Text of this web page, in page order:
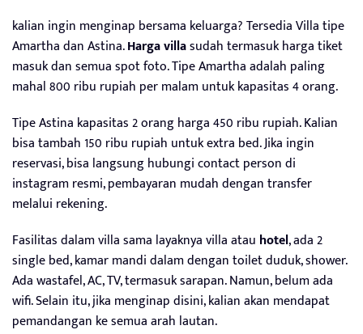
kalian ingin menginap bersama keluarga? Tersedia Villa tipe
Amartha dan Astina.Harga villasudah termasuk harga tiket
masuk dan semua spot foto. Tipe Amartha adalah paling
mahal 800 ribu rupiah per malam untuk kapasitas 4 orang.
Tipe Astina kapasitas 2 orang harga 450 ribu rupiah. Kalian
bisa tambah 150 ribu rupiah untuk extra bed. Jika ingin
reservasi, bisa langsung hubungi contact person di
instagram resmi, pembayaran mudah dengan transfer
melalui rekening.
Fasilitas dalam villa sama layaknya villa atau hotel, ada 2
single bed, kamar mandi dalam dengan toilet duduk, shower.
Ada wastafel, AC, TV, termasuk sarapan. Namun, belum ada
wifi. Selain itu, jika menginap disini, kalian akan mendapat
pemandangan ke semua arah lautan.